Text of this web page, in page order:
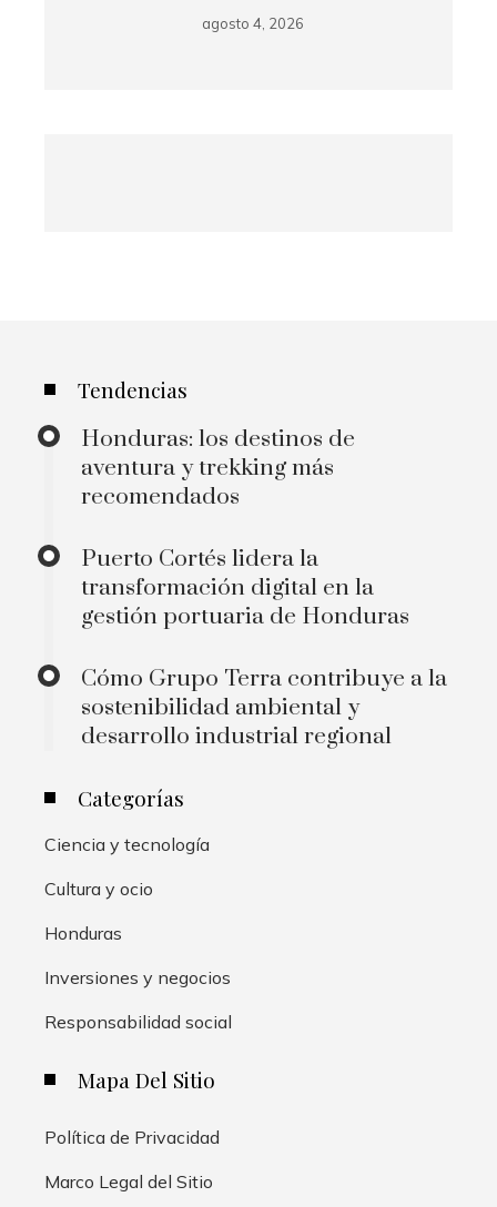
agosto 4, 2026
Tendencias
Honduras: los destinos de
aventura y trekking más
recomendados
Puerto Cortés lidera la
transformación digital en la
gestión portuaria de Honduras
Cómo Grupo Terra contribuye a la
sostenibilidad ambiental y
desarrollo industrial regional
Categorías
Ciencia y tecnología
Cultura y ocio
Honduras
Inversiones y negocios
Responsabilidad social
Mapa Del Sitio
Política de Privacidad
Marco Legal del Sitio